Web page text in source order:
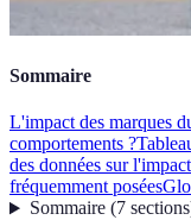
Sommaire
L'impact des marques
comportements ?
des données sur
fréquemment posées
Sommaire(7 sections